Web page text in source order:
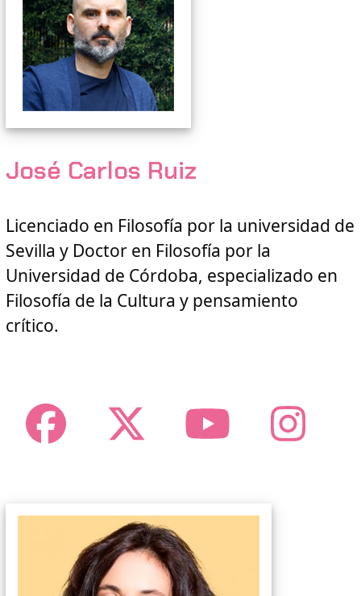
José Carlos Ruiz
Licenciado en Filosofía por la universidad de
Sevilla y Doctor en Filosofía por la
Universidad de Córdoba, especializado en
Filosofía de la Cultura y pensamiento
crítico.
Facebook
Twitter